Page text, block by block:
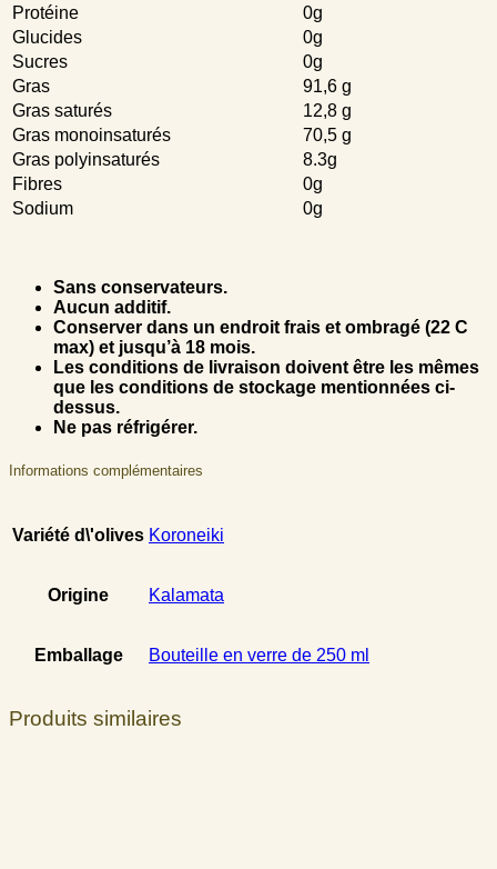
Protéine
0g
Glucides
0g
Sucres
0g
Gras
91,6 g
Gras saturés
12,8 g
Gras monoinsaturés
70,5 g
Gras polyinsaturés
8.3g
Fibres
0g
Sodium
0g
Sans conservateurs.
Aucun additif.
Conserver dans un endroit frais et ombragé (22 C
max) et jusqu’à 18 mois.
Les conditions de livraison doivent être les mêmes
que les conditions de stockage mentionnées ci-
dessus.
Ne pas réfrigérer.
Informations complémentaires
Variété d\'olives Koroneiki
Origine Kalamata
Emballage Bouteille en verre de 250 ml
Produits similaires